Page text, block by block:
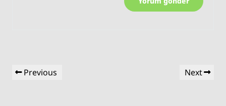
Yazı
gezinmesi
Previous
Previous
Next
Next